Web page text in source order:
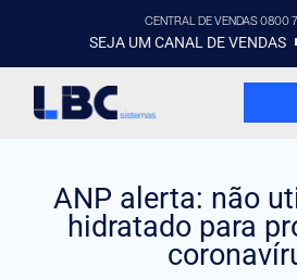
CENTRAL DE VENDAS 0800
SEJA UM CANAL DE VENDAS
ANP alerta: não
hidratado para